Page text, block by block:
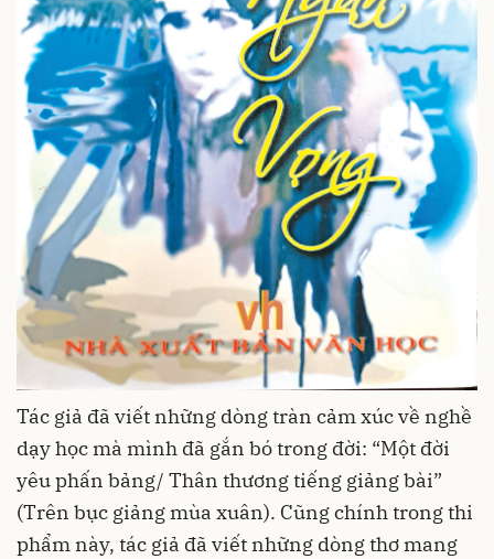
Tác giả đã viết những dòng tràn cảm xúc về nghề
dạy học mà mình đã gắn bó trong đời: “Một đời
yêu phấn bảng/ Thân thương tiếng giảng bài”
(Trên bục giảng mùa xuân). Cũng chính trong thi
phẩm này, tác giả đã viết những dòng thơ mang